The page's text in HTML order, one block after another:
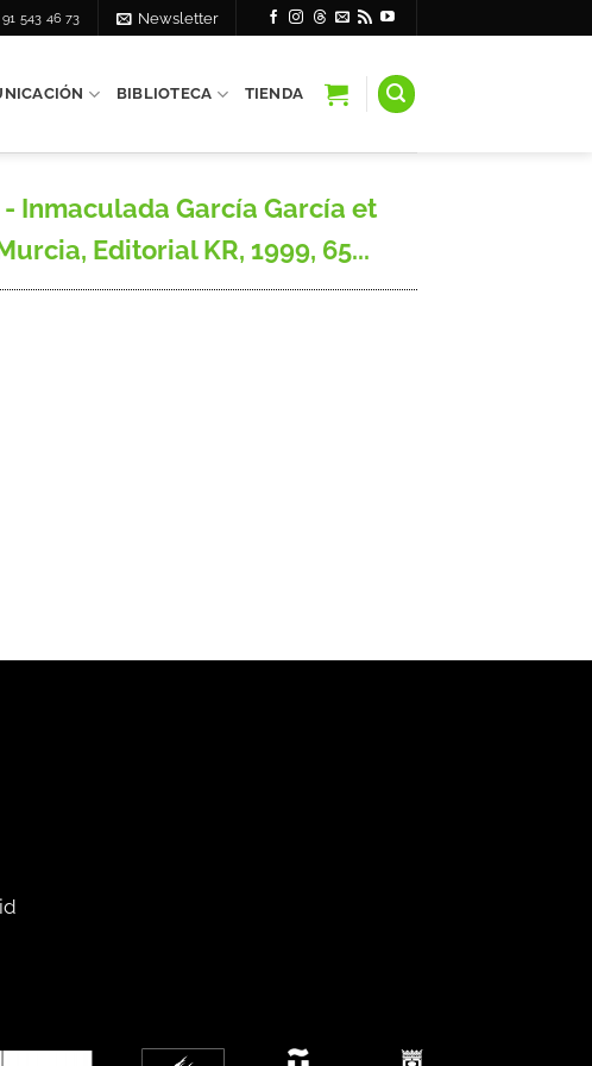
91 543 46 73 Newsletter
BIBLIOTECA TIENDA
- Inmaculada García García et
Editorial KR, 1999, 65...